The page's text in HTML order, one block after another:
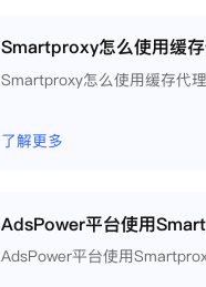
Smartproxy怎么使用缓
Smartproxy怎么使用缓存代理
了解更多
AdsPower平台使用
AdsPower平台使用